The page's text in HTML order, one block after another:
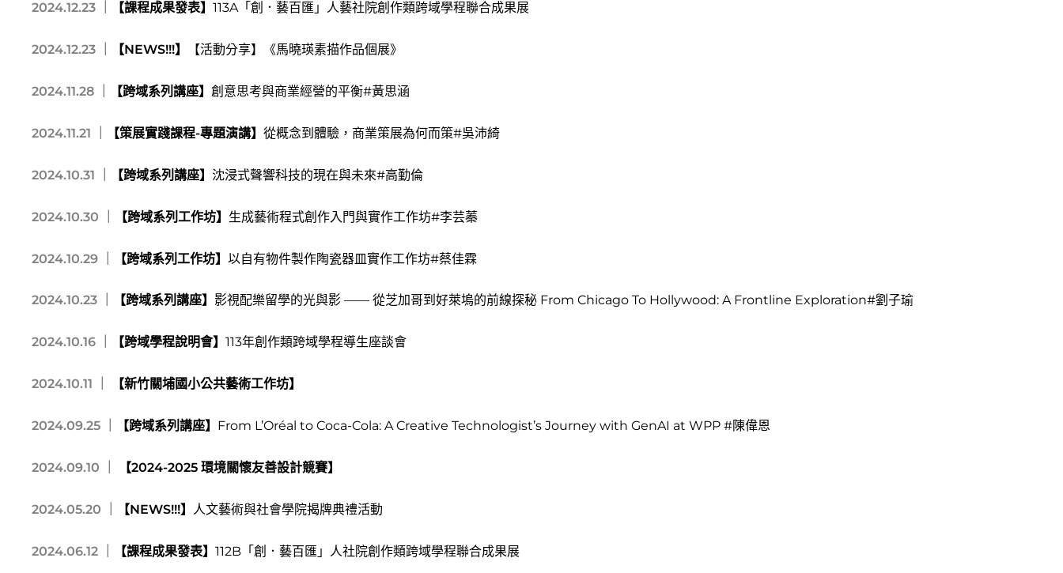
2024.12.23 ｜ 【課程成果發表】 113A「創．藝百匯」人藝社院創作類跨域學程聯合成果展
2024.12.23 ｜ 【NEWS!!!】 【活動分享】《馬曉瑛素描作品個展》
2024.11.28 ｜ 【跨域系列講座】 創意思考與商業經營的平衡#黃思涵
2024.11.21 ｜ 【策展實踐課程-專題演講】 從概念到體驗，商業策展為何而策#吳沛綺
2024.10.31 ｜ 【跨域系列講座】 沈浸式聲響科技的現在與未來#高勤倫
2024.10.30 ｜ 【跨域系列工作坊】 生成藝術程式創作入門與實作工作坊#李芸蓁
2024.10.29 ｜ 【跨域系列工作坊】 以自有物件製作陶瓷器皿實作工作坊#蔡佳霖
2024.10.23 ｜ 【跨域系列講座】 影視配樂留學的光與影 —— 從芝加哥到好萊塢的前線探秘 From Chicago To Hollywood: A Frontline Exploration#劉子瑜
2024.10.16 ｜ 【跨域學程說明會】 113年創作類跨域學程導生座談會
2024.10.11 ｜ 【新竹關埔國小公共藝術工作坊】
2024.09.25 ｜ 【跨域系列講座】 From L’Oréal to Coca-Cola: A Creative Technologist’s Journey with GenAI at WPP #陳偉恩
2024.09.10 ｜ 【2024-2025 環境關懷友善設計競賽】
2024.05.20 ｜ 【NEWS!!!】 人文藝術與社會學院揭牌典禮活動
2024.06.12 ｜ 【課程成果發表】 112B「創．藝百匯」人社院創作類跨域學程聯合成果展